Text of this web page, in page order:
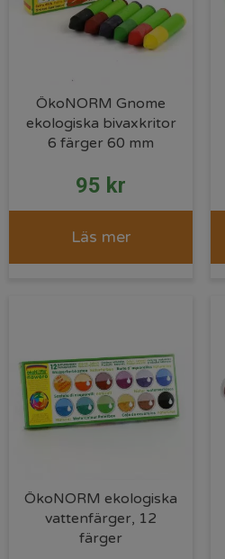
ÖkoNORM Gnome
ekologiska bivaxkritor
6 färger 60 mm
95 kr
Läs mer
ÖkoNORM ekologiska
vattenfärger, 12
färger